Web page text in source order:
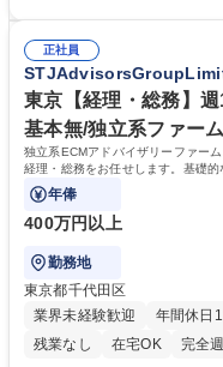
幅広く経験を積みたい意欲がある方
務・人事】未経験歓迎/日立グ
指す
のご経験 ■労務管理（給与計
■衛生管理者の資格をお持ちの方 学歴・資格 学歴：大学院 大学 高
専修学校 高校 語学力： 資格：
正社員
東京【経理・総務】
基本無/独立系ファー
独立系ECMアドバイザリーファー
経理・総務をお任せします。基礎
任担当として広く活躍できる環境で
年俸
400万円以上
勤務地
東京都千代田区
業界未経験歓迎
年間休日
残業なし
在宅OK 完全